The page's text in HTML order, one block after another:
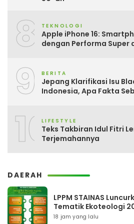
8 TEKNOLOGI
Apple iPhone 16:
dengan Performa Super
9 BERITA
Jepang Klarifikasi Isu
Indonesia, Apa Fakta
10LIFESTYLE
Teks Takbiran Idul Fitri
Terjemahannya
DAERAH
LPPM STAINAS
Tematik Ekoteologi
18 jam yang lalu